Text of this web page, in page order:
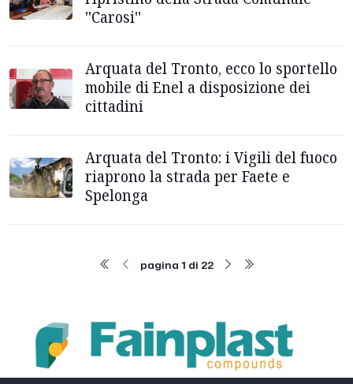
''Carosi''
Arquata del Tronto, ecco lo sportello
mobile di Enel a disposizione dei
cittadini
Arquata del Tronto: i Vigili del fuoco
riaprono la strada per Faete e
Spelonga
pagina 1 di 22